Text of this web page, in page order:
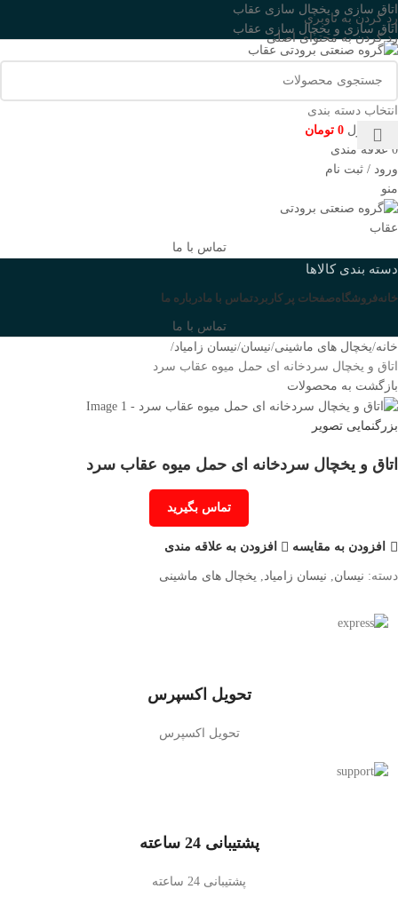
رد کردن به ناوبری
رد کردن به محتوای اصلی
اتاق سازی و یخچال سازی عقاب
اتاق سازی و یخچال سازی عقاب
انتخاب دسته بندی
محصول 0 تومان
0 علاقه مندی
ورود / ثبت نام
منو
تماس با ما
دسته بندی کالاها
خانهفروشگاهصفحات پر کاربردتماس با ما درباره ما
تماس با ما
خانه یخچال های ماشینی نیسان نیسان زامیاد
اتاق و یخچال سردخانه ای حمل میوه عقاب سرد
بازگشت به محصولات
بزرگنمایی تصویر
اتاق و یخچال سردخانه ای حمل میوه عقاب سرد
تماس بگیرید
افزودن به مقایسه افزودن به علاقه مندی
دسته: نیسان, نیسان زامیاد, یخچال های ماشینی
تحویل اکسپرس
تحویل اکسپرس
پشتیبانی 24 ساعته
پشتیبانی 24 ساعته